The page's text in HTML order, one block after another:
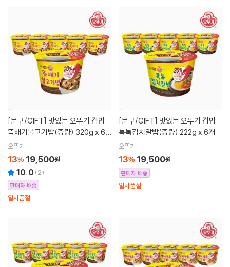
[문구/GIFT]
뚝배기불고기밥(증량) 320g x 6
개
오뚜기
13% 19,500원
10.0 (2)
판매자 배송
일시품절
[문구/GIFT]
톡톡김치알밥(증량) 222g x 6개
오뚜기
13% 19,500원
판매자 배송
일시품절